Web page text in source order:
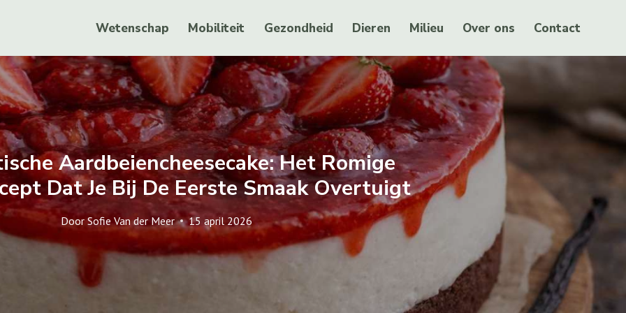
Wetenschap Mobiliteit Gezondheid Dieren Milieu Over ons Contact
Aardbeiencheesecake: Het Romige
Dat Je Bij De Eerste Smaak Overtuigt
DoorSofie Van der Meer 15 april 2026